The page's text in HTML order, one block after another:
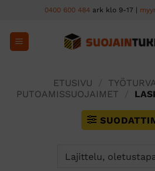
content
0400 600 484 ark klo 9-17 |
ETUSIVU
PUTOAMISSUOJAIMET